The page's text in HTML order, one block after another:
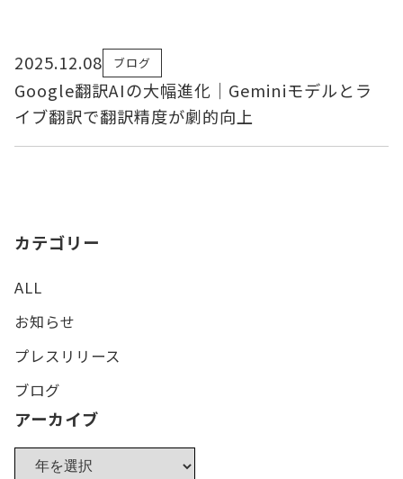
2025.12.08 ブログ
Google翻訳AIの大幅進化｜Geminiモデルとラ
イブ翻訳で翻訳精度が劇的向上
カテゴリー
ALL
お知らせ
プレスリリース
ブログ
アーカイブ